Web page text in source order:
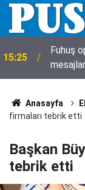
15:25
Fuhuş
Anasayfa
firmaları tebrik etti
Başkan
tebrik etti